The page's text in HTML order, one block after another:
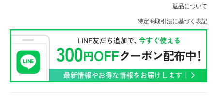
返品について
特定商取引法に基づく表記